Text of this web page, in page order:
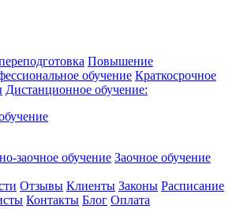
Повышение
обучение Краткосрочное
Дистанционное обучение:
заочное обучение Заочное обучение
Отзывы Клиенты Законы Расписание
Контакты Блог Оплата